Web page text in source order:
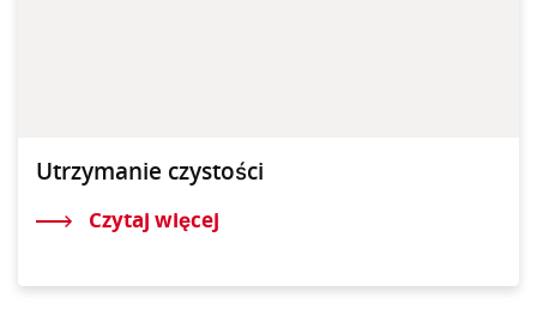
Utrzymanie czystości
Czytaj więcej